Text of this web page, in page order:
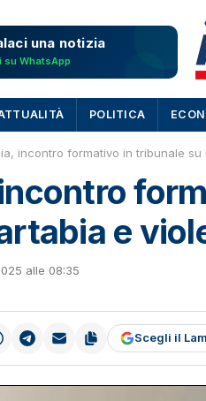
una notizia
su WhatsApp
POLITICA
incontro formativo in tribunale
e
alle 08:35
Scegli il